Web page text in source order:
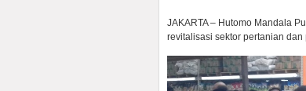
JAKARTA – Hutomo Mandala
revitalisasi sektor pertanian